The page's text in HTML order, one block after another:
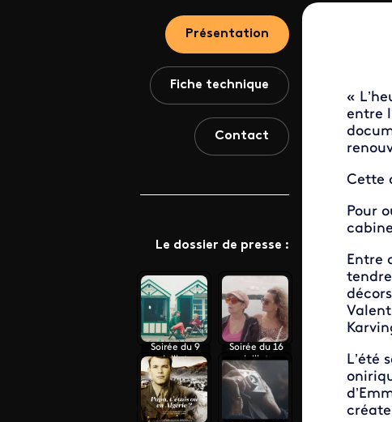
Présentation
Fiche technique
Contact
Le dossier de presse :
Soirée du 9
juillet
Soirée du 16
juillet
«
entre
Cette
Pour
Entre
L’été